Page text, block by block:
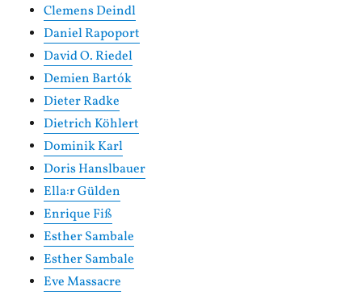
Clemens Deindl
Daniel Rapoport
David O. Riedel
Demien Bartók
Dieter Radke
Dietrich Köhlert
Dominik Karl
Doris Hanslbauer
Ella:r Gülden
Enrique Fiß
Esther Sambale
Esther Sambale
Eve Massacre